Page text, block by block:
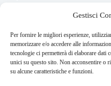
Gestisci
Per fornire le migliori esperienze,
memorizzare e/o accedere alle
tecnologie ci permetterà di elaborare
unici su questo sito. Non acconsentire o
su alcune caratteristiche e funzioni.
About this website
Orbitare ogni giorno trova
ambito space economy.